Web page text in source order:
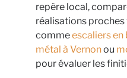
repère local,
réalisations proches
commeescaliers
métal à Vernonou
pour évaluer les